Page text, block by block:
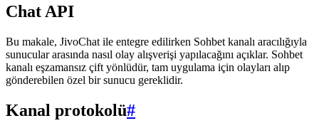
Chat API
Bu makale, JivoChat ile entegre edilirken Sohbet kanalı aracılığıyla
sunucular arasında nasıl olay alışverişi yapılacağını açıklar. Sohbet
kanalı eşzamansız çift yönlüdür, tam uygulama için olayları alıp
gönderebilen özel bir sunucu gereklidir.
Kanal protokolü#